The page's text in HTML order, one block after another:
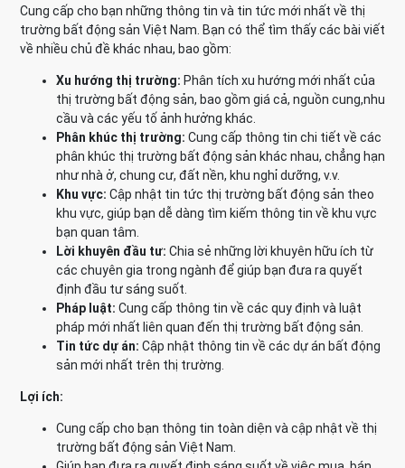
Cung cấp cho bạn những thông tin và tin tức mới nhất về thị
trường bất động sản Việt Nam. Bạn có thể tìm thấy các bài viết
về nhiều chủ đề khác nhau, bao gồm:
Xu hướng thị trường: Phân tích xu hướng mới nhất của
thị trường bất động sản, bao gồm giá cả, nguồn cung,nhu
cầu và các yếu tố ảnh hưởng khác.
Phân khúc thị trường: Cung cấp thông tin chi tiết về các
phân khúc thị trường bất động sản khác nhau, chẳng hạn
như nhà ở, chung cư, đất nền, khu nghỉ dưỡng, v.v.
Khu vực: Cập nhật tin tức thị trường bất động sản theo
khu vực, giúp bạn dễ dàng tìm kiếm thông tin về khu vực
bạn quan tâm.
Lời khuyên đầu tư: Chia sẻ những lời khuyên hữu ích từ
các chuyên gia trong ngành để giúp bạn đưa ra quyết
định đầu tư sáng suốt.
Pháp luật: Cung cấp thông tin về các quy định và luật
pháp mới nhất liên quan đến thị trường bất động sản.
Tin tức dự án: Cập nhật thông tin về các dự án bất động
sản mới nhất trên thị trường.
Lợi ích:
Cung cấp cho bạn thông tin toàn diện và cập nhật về thị
trường bất động sản Việt Nam.